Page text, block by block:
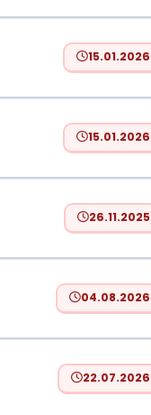
15.01.2026
15.01.2026
26.11.2025
04.08.2026
22.07.2026